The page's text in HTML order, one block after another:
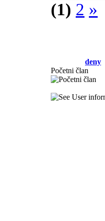
(1) 2 »
deny
Početni član